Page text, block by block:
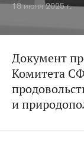
18 июня 2025 г.
Документ
Комитета
и